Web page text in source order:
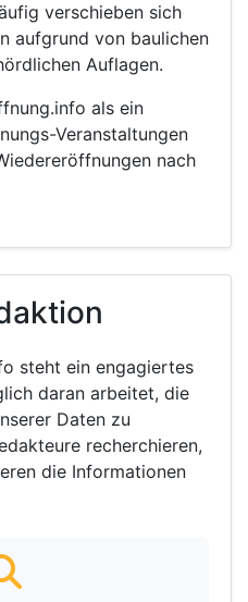
verschieben sich
aufgrund von baulichen
Auflagen.
als ein
Veranstaltungen
nach
steht ein engagiertes
daran arbeitet, die
Daten zu
recherchieren,
die Informationen